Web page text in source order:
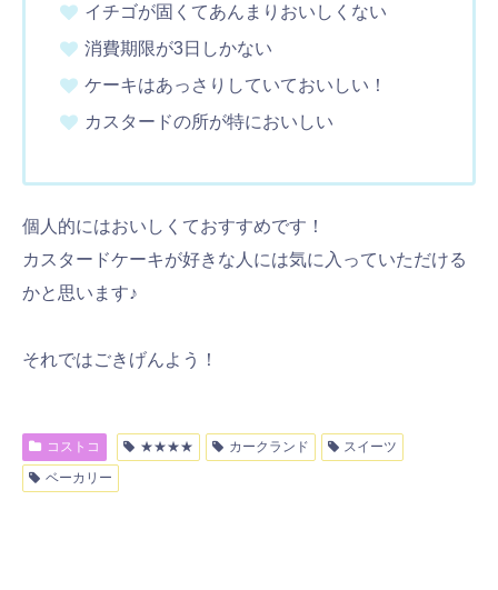
イチゴが固くてあんまりおいしくない
消費期限が3日しかない
ケーキはあっさりしていておいしい！
カスタードの所が特においしい
個人的にはおいしくておすすめです！
カスタードケーキが好きな人には気に入っていただける
かと思います♪
それではごきげんよう！
コストコ ★★★★ カークランド
スイーツ
ベーカリー